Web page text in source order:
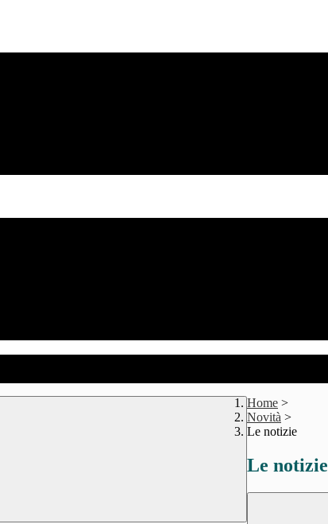
Home >
Novità >
Le notizie
Le notizie